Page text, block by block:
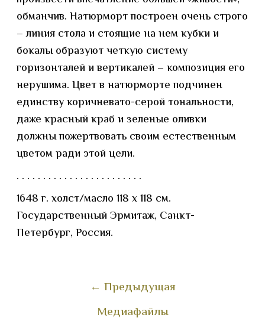
обманчив. Натюрморт построен очень строго
– линия стола и стоящие на нем кубки и
бокалы образуют четкую систему
горизонталей и вертикалей – композиция его
нерушима. Цвет в натюрморте подчинен
единству коричневато-серой тональности,
даже красный краб и зеленые оливки
должны пожертвовать своим естественным
цветом ради этой цели.
. . . . . . . . . . . . . . . . . . . . . . . .
1648 г. холст/масло 118 x 118 см.
Государственный Эрмитаж, Санкт-
Петербург, Россия.
← Предыдущая
Медиафайлы